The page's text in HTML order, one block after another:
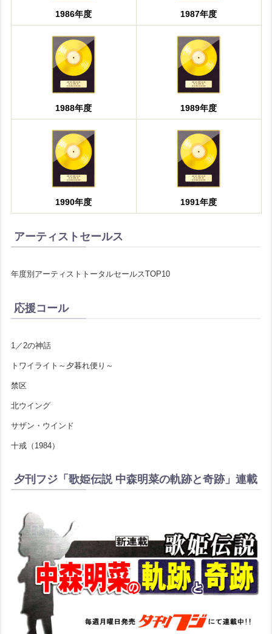
1986年度 1987年度
1988年度 1989年度
1990年度 1991年度
アーティストセールス
年度別アーティストトータルセールスTOP10
応援コール
1／2の神話
トワイライト～夕暮れ便り～
禁区
北ウイング
サザン・ウインド
十戒（1984）
夕刊フジ「歌姫伝説 中森明菜の軌跡と奇跡」連載